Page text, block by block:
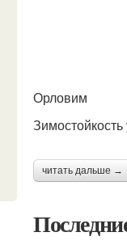
Орловим
читать дальше →